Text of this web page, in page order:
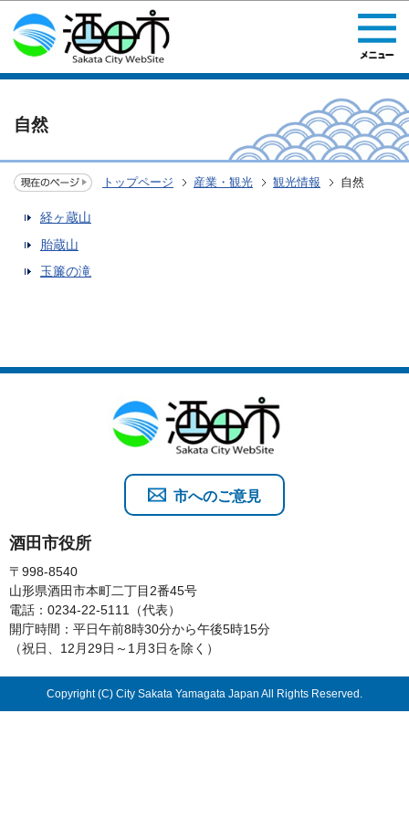
このページの本文へ移動
自然
トップページ 産業・観光 観光情報 自然
経ヶ蔵山
胎蔵山
玉簾の滝
酒田市役所
〒998-8540
山形県酒田市本町二丁目2番45号
電話：0234-22-5111（代表）
開庁時間：平日午前8時30分から午後5時15分
（祝日、12月29日～1月3日を除く）
市へのご意見
Copyright (C) City Sakata Yamagata Japan All Rights Reserved.